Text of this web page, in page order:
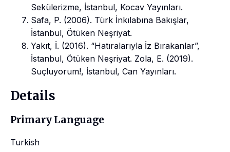
Sekülerizme, İstanbul, Kocav Yayınları.
Safa, P. (2006). Türk İnkılabına Bakışlar,
İstanbul, Ötüken Neşriyat.
Yakıt, İ. (2016). “Hatıralarıyla İz Bırakanlar”,
İstanbul, Ötüken Neşriyat. Zola, E. (2019).
Suçluyorum!, İstanbul, Can Yayınları.
Details
Primary Language
Turkish